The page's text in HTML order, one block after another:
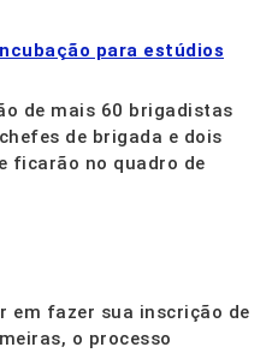
para estúdios
de mais 60 brigadistas
de brigada e dois
ficarão no quadro de
em fazer sua inscrição de
o processo